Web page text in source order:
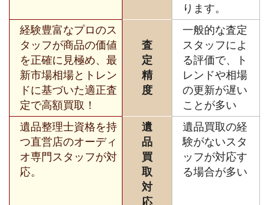
ります。
経験豊富なプロのス
タッフが商品の価値
を正確に見極め、最
新市場相場とトレン
ドに基づいた適正査
定で高額買取！
査
定
精
度
一般的な査定
スタッフによ
る評価で、ト
レンドや相場
の更新が遅い
ことが多い
遺品整理士資格を持
つ直営店のオーディ
オ専門スタッフが対
応。
遺
品
買
取
対
応
遺品買取の経
験がないスタ
ッフが対応す
る場合が多い